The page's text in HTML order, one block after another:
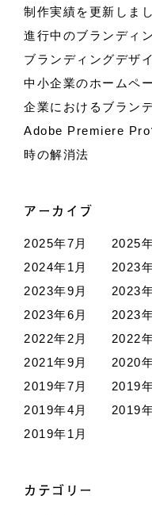
制作実績を更新しま
進行中のブランディ
ブランディングデザ
中小企業のホームペ
企業におけるブラン
Adobe Premiere Pro
時の解消法
アーカイブ
2025年7月 2025
2024年1月
2023
2023年9月
2023
2023年6月
2023
2022年2月
2022
2021年9月
2020
2019年7月
2019
2019年4月
2019
2019年1月
カテゴリー